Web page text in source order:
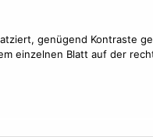
genügend Kontraste
einzelnen Blatt auf der